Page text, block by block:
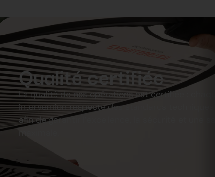
Qualité certifiée
La qualité de nos opérations est certifiée :
intervention respecte des standards
afin de garantir l’excellence, la sécurité et une